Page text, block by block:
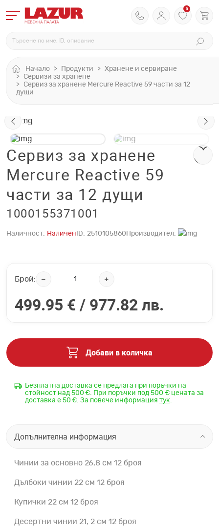
0
Начало Продукти
Хранене и сервиране
Сервизи за хранене
Сервиз за хранене Mercure Reactive 59 части за 12
дущи
Сервиз за хранене
Mercure Reactive 59
части за 12 дущи
1000155371001
Наличност: Наличен ID: 2510105860 Производител:
Брой:
499.95 € / 977.82 лв.
Добави в количка
Безплатна доставка се предлага при поръчки на
стойност над 500 €. При поръчки под 500 € цената за
доставка е 50 €. За повече информация тук.
Допълнителна информация
Чинии за основно 26,8 см 12 броя
Дълбоки чинии 22 см 12 броя
Купички 22 см 12 броя
Десертни чинии 21, 2 см 12 броя